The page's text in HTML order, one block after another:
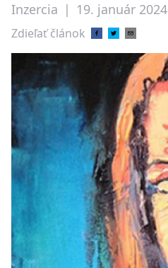
Inzercia | 19. január 2024
Zdieľať článok